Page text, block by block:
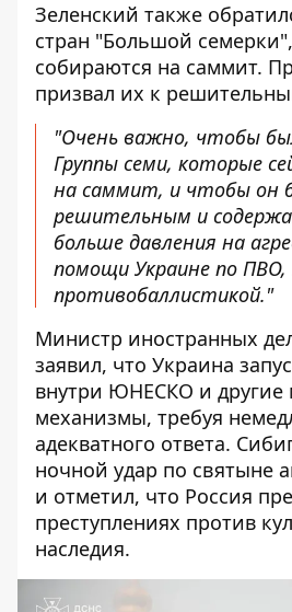
Зеленский также
стран "Большой
собираются на саммит.
призвал их к
"Очень важно, чтобы
Группы семи, которые
на саммит, и чтобы он
решительным и
больше давления на
помощи Украине по ПВО,
противобаллистикой."
Министр иностранных
заявил, что Украина
внутри ЮНЕСКО и другие
механизмы, требуя
адекватного ответа.
ночной удар по святыне
и отметил, что Россия
преступлениях против
наследия.